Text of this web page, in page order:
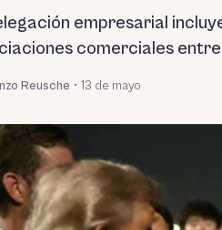
empresarial
comerciales entre
Reusche • 13 de mayo